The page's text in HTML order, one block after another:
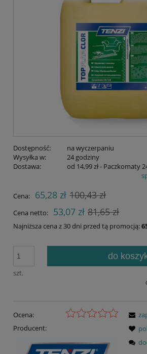
Dostępność:
na wyczerpaniu
Wysyłka w:
24 godziny
Dostawa:
od 14,99 zł- Paczkomaty
Cena nie zawiera ewentualnych kosztów
Cena: 65,28 zł 100,43 zł
Cena netto: 53,07 zł 81,65 zł
Najniższa cena z 30 dni przed tą promocją:
szt.
do
Ocena:
Producent: